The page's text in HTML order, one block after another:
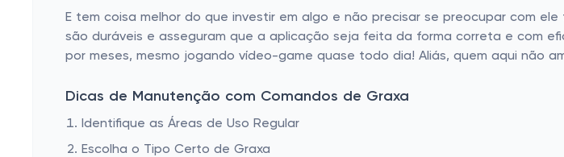
E tem coisa melhor do que investir em algo e não precisar se preocupar com
são duráveis e asseguram que a aplicação seja feita da forma correta e com
por meses, mesmo jogando vídeo-game quase todo dia! Aliás, quem aqui não
Dicas de Manutenção com Comandos de Graxa
Identifique as Áreas de Uso Regular
Escolha o Tipo Certo de Graxa